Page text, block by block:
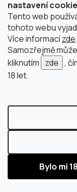
nastavení
Tento web
tohoto webu
Více informacízde.
Samozřejmě
kliknutím zde ,
18 let.
DO